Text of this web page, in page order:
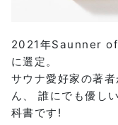
2021年Saunner
に選定。
サウナ愛好家の著
ん、 誰にでも優し
科書です!